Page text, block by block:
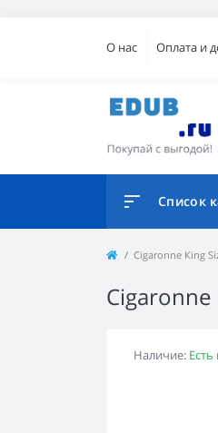
О нас Оплата и
Список
Cigaronne Кing
Cigaronne
Наличие: